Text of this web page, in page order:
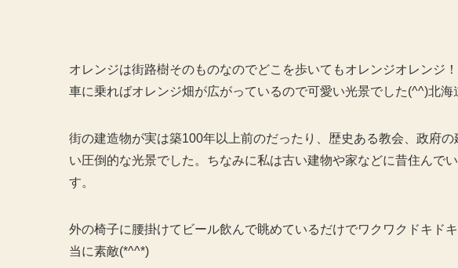
オレンジは街路樹そのものなのでどこを歩いてもオレンジオレンジ
車に乗ればオレンジ畑が広がっているので可愛い光景でした(^^)北海
街の建造物が実は築100年以上前のだったり、歴史ある教会、政府
い圧倒的な光景でした。ちなみに私は古い建物や家などに昔住んで
す。
外の椅子に腰掛けてビール飲んで眺めているだけでワクワクドキド
当に素敵(*^^*)